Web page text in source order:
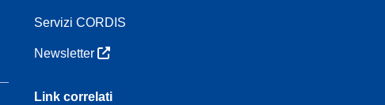
Servizi CORDIS
Newsletter
Link correlati